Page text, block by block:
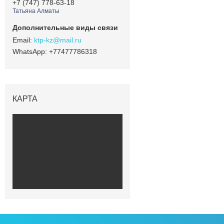
+7 (747) 778-63-18
Татьяна Алматы
ktp-kz@mail.ru
+77477786318
КАРТА